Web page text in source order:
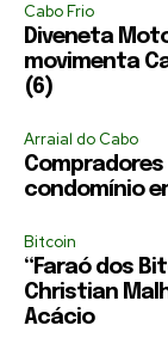
Cabo Frio
Diveneta
movimenta
(6)
Arraial do Cabo
condomínio
Bitcoin
“Faraó dos
Christian
Acácio